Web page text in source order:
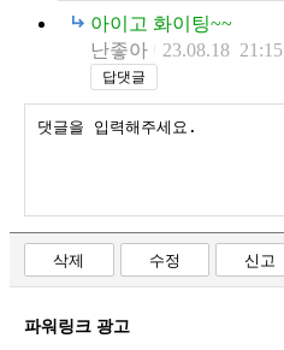
아이고 화이팅~~
난좋아
23.08.18 21:15
답댓글
삭제 수정 신고
파워링크 광고